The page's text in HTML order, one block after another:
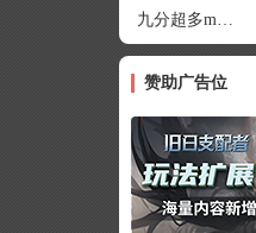
九分超多mod群
赞助广告位